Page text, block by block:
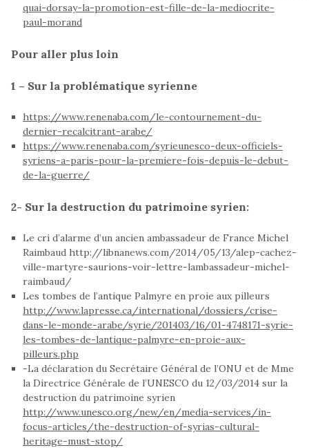
quai-dorsay-la-promotion-est-fille-de-la-mediocrite-
paul-morand
Pour aller plus loin
1 – Sur la problématique syrienne
https://www.renenaba.com/le-contournement-du-
dernier-recalcitrant-arabe/
https://www.renenaba.com/syrieunesco-deux-officiels-
syriens-a-paris-pour-la-premiere-fois-depuis-le-debut-
de-la-guerre/
2- Sur la destruction du patrimoine syrien:
Le cri d’alarme d’un ancien ambassadeur de France Michel
Raimbaud http://libnanews.com/2014/05/13/alep-cachez-
ville-martyre-saurions-voir-lettre-lambassadeur-michel-
raimbaud/
Les tombes de l’antique Palmyre en proie aux pilleurs
http://www.lapresse.ca/international/dossiers/crise-
dans-le-monde-arabe/syrie/201403/16/01-4748171-syrie-
les-tombes-de-lantique-palmyre-en-proie-aux-
pilleurs.php
-La déclaration du Secrétaire Général de l’ONU et de Mme
la Directrice Générale de l’UNESCO du 12/03/2014 sur la
destruction du patrimoine syrien
http://www.unesco.org/new/en/media-services/in-
focus-articles/the-destruction-of-syrias-cultural-
heritage-must-stop/